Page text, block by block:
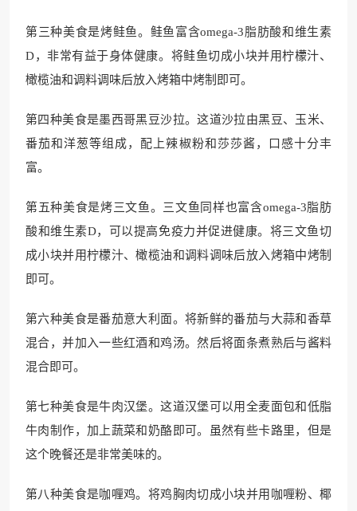
第三种美食是烤鲑鱼。鲑鱼富含omega-3脂肪酸和维生素
D，非常有益于身体健康。将鲑鱼切成小块并用柠檬汁、
橄榄油和调料调味后放入烤箱中烤制即可。
第四种美食是墨西哥黑豆沙拉。这道沙拉由黑豆、玉米、
番茄和洋葱等组成，配上辣椒粉和莎莎酱，口感十分丰
富。
第五种美食是烤三文鱼。三文鱼同样也富含omega-3脂肪
酸和维生素D，可以提高免疫力并促进健康。将三文鱼切
成小块并用柠檬汁、橄榄油和调料调味后放入烤箱中烤制
即可。
第六种美食是番茄意大利面。将新鲜的番茄与大蒜和香草
混合，并加入一些红酒和鸡汤。然后将面条煮熟后与酱料
混合即可。
第七种美食是牛肉汉堡。这道汉堡可以用全麦面包和低脂
牛肉制作，加上蔬菜和奶酪即可。虽然有些卡路里，但是
这个晚餐还是非常美味的。
第八种美食是咖喱鸡。将鸡胸肉切成小块并用咖喱粉、椰